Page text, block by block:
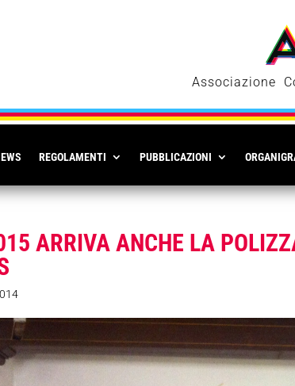
Associazione
REGOLAMENTI PUBBLICAZIONI
ARRIVA ANCHE LA